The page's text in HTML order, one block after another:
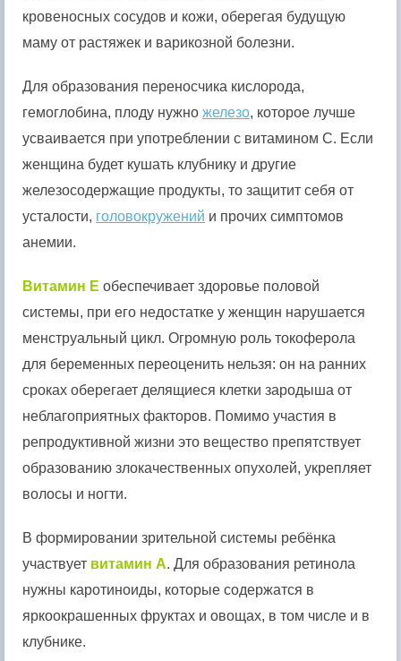
кровеносных сосудов и кожи, оберегая будущую
маму от растяжек и варикозной болезни.
Для образования переносчика кислорода,
гемоглобина, плоду нужно железо, которое лучше
усваивается при употреблении с витамином C. Если
женщина будет кушать клубнику и другие
железосодержащие продукты, то защитит себя от
усталости, головокружений и прочих симптомов
анемии.
Витамин E обеспечивает здоровье половой
системы, при его недостатке у женщин нарушается
менструальный цикл. Огромную роль токоферола
для беременных переоценить нельзя: он на ранних
сроках оберегает делящиеся клетки зародыша от
неблагоприятных факторов. Помимо участия в
репродуктивной жизни это вещество препятствует
образованию злокачественных опухолей, укрепляет
волосы и ногти.
В формировании зрительной системы ребёнка
участвует витамин A. Для образования ретинола
нужны каротиноиды, которые содержатся в
яркоокрашенных фруктах и овощах, в том числе и в
клубнике.